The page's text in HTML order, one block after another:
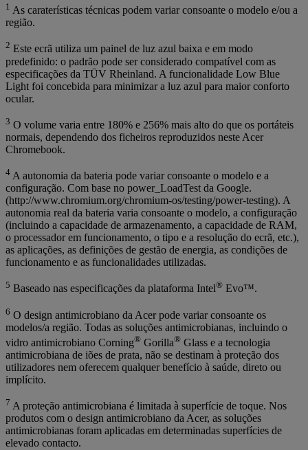
1 As caraterísticas técnicas podem variar consoante o modelo e/ou a
região.
2 Este ecrã utiliza um painel de luz azul baixa e em modo
predefinido: o padrão pode ser considerado compatível com as
especificações da TÜV Rheinland. A funcionalidade Low Blue
Light foi concebida para minimizar a luz azul para maior conforto
ocular.
3 O volume varia entre 180% e 256% mais alto do que os portáteis
normais, dependendo dos ficheiros reproduzidos neste Acer
Chromebook.
4 A autonomia da bateria pode variar consoante o modelo e a
configuração. Com base no power_LoadTest da Google.
(http://www.chromium.org/chromium-os/testing/power-testing). A
autonomia real da bateria varia consoante o modelo, a configuração
(incluindo a capacidade de armazenamento, a capacidade de RAM,
o processador em funcionamento, o tipo e a resolução do ecrã, etc.),
as aplicações, as definições de gestão de energia, as condições de
funcionamento e as funcionalidades utilizadas.
5 Baseado nas especificações da plataforma Intel® Evo™.
6 O design antimicrobiano da Acer pode variar consoante os
modelos/a região. Todas as soluções antimicrobianas, incluindo o
vidro antimicrobiano Corning® Gorilla® Glass e a tecnologia
antimicrobiana de iões de prata, não se destinam à proteção dos
utilizadores nem oferecem qualquer benefício à saúde, direto ou
implícito.
7 A proteção antimicrobiana é limitada à superfície de toque. Nos
produtos com o design antimicrobiano da Acer, as soluções
antimicrobianas foram aplicadas em determinadas superfícies de
elevado contacto.